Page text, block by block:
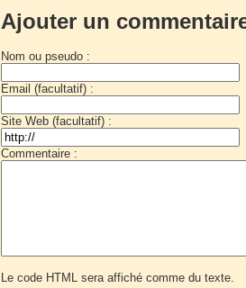
Ajouter un
Nom ou pseudo :
Email (facultatif) :
Site Web (facultatif) :
Commentaire :
Le code HTML sera affiché comme du texte.